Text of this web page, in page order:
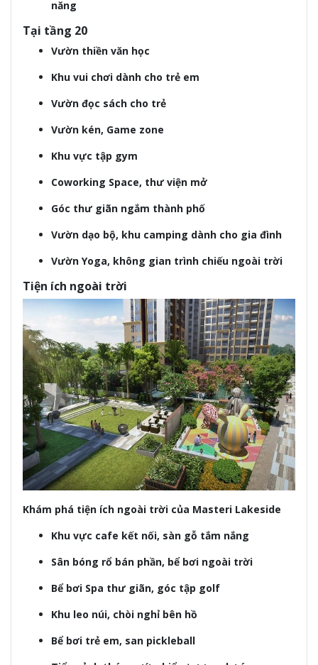
năng
Tại tầng 20
Vườn thiền văn học
Khu vui chơi dành cho trẻ em
Vườn đọc sách cho trẻ
Vườn kén, Game zone
Khu vực tập gym
Coworking Space, thư viện mở
Góc thư giãn ngắm thành phố
Vườn dạo bộ, khu camping dành cho gia đình
Vườn Yoga, không gian trình chiếu ngoài trời
Tiện ích ngoài trời
Khám phá tiện ích ngoài trời của Masteri Lakeside
Khu vực cafe kết nối, sàn gỗ tắm nắng
Sân bóng rổ bán phần, bể bơi ngoài trời
Bể bơi Spa thư giãn, góc tập golf
Khu leo núi, chòi nghỉ bên hồ
Bể bơi trẻ em, san pickleball